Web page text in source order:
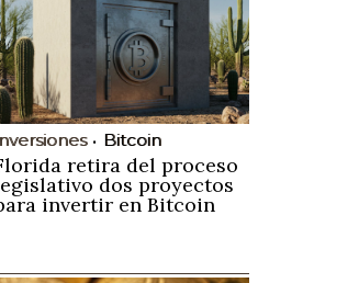
Bitcoin
retira del proceso
dos proyectos
invertir en Bitcoin